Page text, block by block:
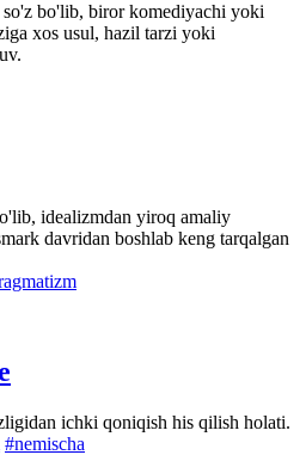
bo'lib, biror komediyachi yoki
xos usul, hazil tarzi yoki
idealizmdan yiroq amaliy
davridan boshlab keng tarqalgan
ichki qoniqish his qilish holati.
#nemischa